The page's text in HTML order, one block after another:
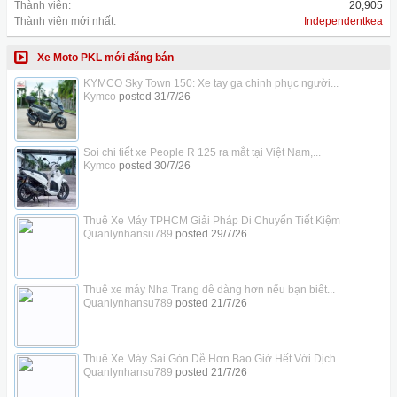
Thành viên:
20,905
Thành viên mới nhất:
Independentkea
Xe Moto PKL mới đăng bán
KYMCO Sky Town 150: Xe tay ga chinh phục người...
Kymco posted 31/7/26
Soi chi tiết xe People R 125 ra mắt tại Việt Nam,...
Kymco posted 30/7/26
Thuê Xe Máy TPHCM Giải Pháp Di Chuyển Tiết Kiệm
Quanlynhansu789 posted 29/7/26
Thuê xe máy Nha Trang dễ dàng hơn nếu bạn biết...
Quanlynhansu789 posted 21/7/26
Thuê Xe Máy Sài Gòn Dễ Hơn Bao Giờ Hết Với Dịch...
Quanlynhansu789 posted 21/7/26